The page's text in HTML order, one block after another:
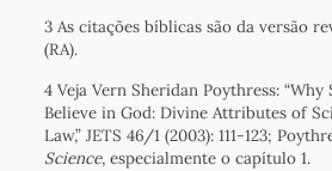
3 As citações bíblicas são da versão
(RA).
4 Veja Vern Sheridan Poythress:
Believe in God: Divine Attributes of
Law,” JETS 46/1 (2003): 111-123;
Science, especialmente o capítulo 1.